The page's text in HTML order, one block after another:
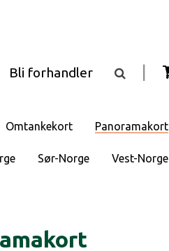
Bli forhandler
eller
Omtankekort Panoramakort
Sør-Norge Vest-Norge